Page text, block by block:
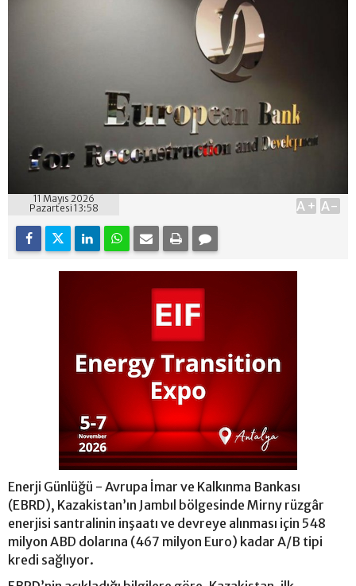
11 Mayıs 2026
Pazartesi 13:58
A+ A-
Enerji Günlüğü - Avrupa İmar ve Kalkınma Bankası
(EBRD), Kazakistan’ın Jambıl bölgesinde Mirny rüzgâr
enerjisi santralinin inşaatı ve devreye alınması için 548
milyon ABD dolarına (467 milyon Euro) kadar A/B tipi
kredi sağlıyor.